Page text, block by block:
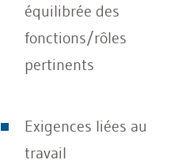
équilibrée des
fonctions/rôles
pertinents
Exigences liées au
travail